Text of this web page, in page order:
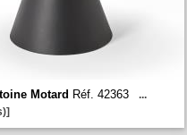
Motard Réf. 42363
...